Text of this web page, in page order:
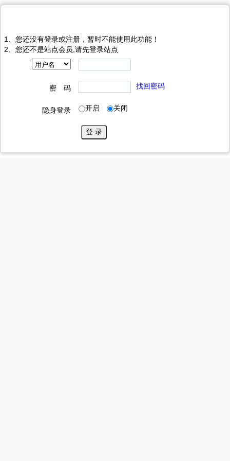
1、您还没有登录或注册，暂时不能使用此功能！
2、您还不是站点会员,请先登录站点
密 码 找回密码
隐身登录 开启 关闭
登 录